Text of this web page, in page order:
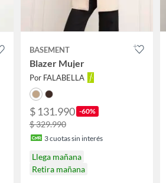
BASEMENT
Blazer Mujer
Por FALABELLA
$ 131.990 -60%
$ 329.990
3cuotas sin interés
Llega mañana
Retira mañana